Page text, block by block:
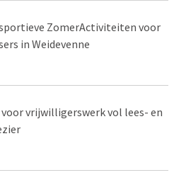
ZomerActiviteiten voor
in Weidevenne
vrijwilligerswerk vol lees- en